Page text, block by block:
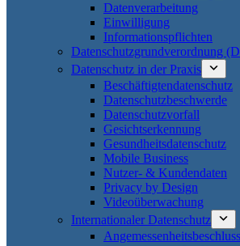
Datenverarbeitung
Einwilligung
Informationspflichten
Datenschutzgrundverordnung
Datenschutz in der Praxis
Beschäftigtendatenschutz
Datenschutzbeschwerde
Datenschutzvorfall
Gesichtserkennung
Gesundheitsdatenschutz
Mobile Business
Nutzer- & Kundendaten
Privacy by Design
Videoüberwachung
Internationaler Datenschutz
Angemessenheitsbeschluss